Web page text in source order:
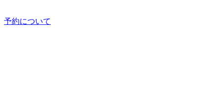
予約について